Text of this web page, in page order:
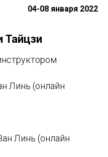
04-08 января 2022
Тайцзи
Линь (онлайн
Линь (онлайн